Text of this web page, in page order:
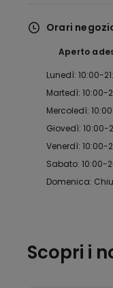
Orari
Aperto
Lunedì: 10:00-
Martedì: 10:00-
Mercoledì:
Giovedì: 10:00-
Venerdì: 10:00-
Sabato: 10:00-
Domenica:
Scopri i